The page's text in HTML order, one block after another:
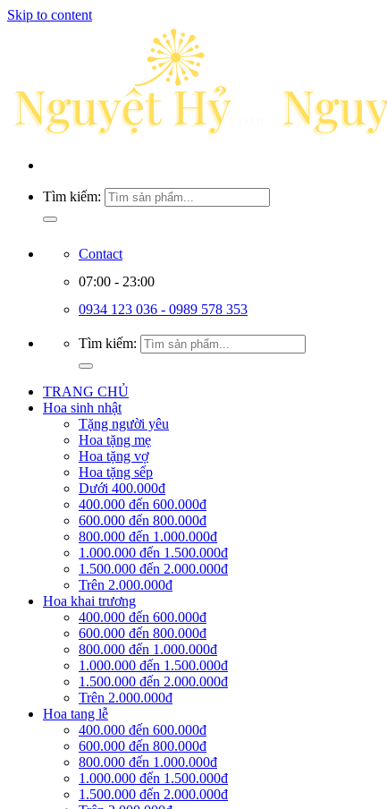
Skip to content
Tìm kiếm:
Contact
07:00 - 23:00
0934 123 036 - 0989 578 353
Tìm kiếm:
TRANG CHỦ
Hoa sinh nhật
Tặng người yêu
Hoa tặng mẹ
Hoa tặng vợ
Hoa tặng sếp
Dưới 400.000đ
400.000 đến 600.000đ
600.000 đến 800.000đ
800.000 đến 1.000.000đ
1.000.000 đến 1.500.000đ
1.500.000 đến 2.000.000đ
Trên 2.000.000đ
Hoa khai trương
400.000 đến 600.000đ
600.000 đến 800.000đ
800.000 đến 1.000.000đ
1.000.000 đến 1.500.000đ
1.500.000 đến 2.000.000đ
Trên 2.000.000đ
Hoa tang lễ
400.000 đến 600.000đ
600.000 đến 800.000đ
800.000 đến 1.000.000đ
1.000.000 đến 1.500.000đ
1.500.000 đến 2.000.000đ